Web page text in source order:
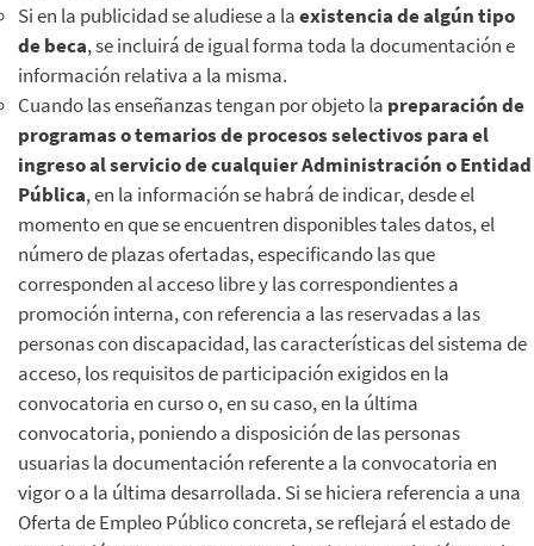
Si en la publicidad se aludiese a laexistencia de algún tipo
de beca, se incluirá de igual forma toda la documentación e
información relativa a la misma.
Cuando las enseñanzas tengan por objeto la preparación de
programas o temarios de procesos selectivos para el
ingreso al servicio de cualquier Administración o Entidad
Pública, en la información se habrá de indicar, desde el
momento en que se encuentren disponibles tales datos, el
número de plazas ofertadas, especificando las que
corresponden al acceso libre y las correspondientes a
promoción interna, con referencia a las reservadas a las
personas con discapacidad, las características del sistema de
acceso, los requisitos de participación exigidos en la
convocatoria en curso o, en su caso, en la última
convocatoria, poniendo a disposición de las personas
usuarias la documentación referente a la convocatoria en
vigor o a la última desarrollada. Si se hiciera referencia a una
Oferta de Empleo Público concreta, se reflejará el estado de